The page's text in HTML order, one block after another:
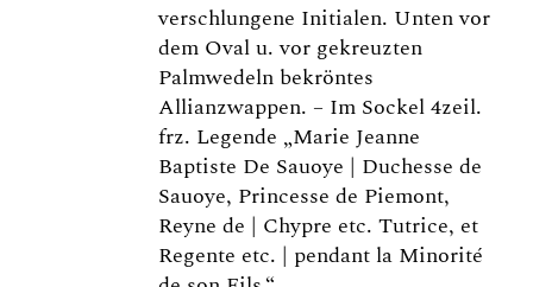
verschlungene Initialen. Unten vor
dem Oval u. vor gekreuzten
Palmwedeln bekröntes
Allianzwappen. – Im Sockel 4zeil.
frz. Legende „Marie Jeanne
Baptiste De Sauoye | Duchesse de
Sauoye, Princesse de Piemont,
Reyne de | Chypre etc. Tutrice, et
Regente etc. | pendant la Minorité